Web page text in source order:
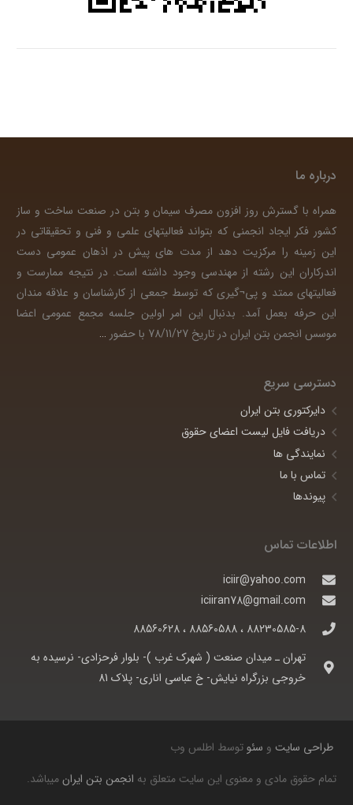
درباره ما
همراه با گسترش روز افزون مصرف سیمان و بتن در صنعت ساخت و ساز
کشور فکر ایجاد انجمنی که بتواند فعالیتهای علمی و فنی و تحقیقاتی در
این زمینه را مرکزیت دهد از مدت های پیش در اذهان عمومی دست
اندرکاران این رشته از مهندسی وجود داشته است. در نتیجه ممارست و
فعالیتهای ممتد و پی¬گیری که توسط جمعی از کارشناسان و علاقه مندان
این حرفه بعمل آمد. بدنبال این امر اولین جلسه مجمع عمومی اعضا
موسس انجمن بتن ایران در تاریخ 78/11/27 با حضور
…
دسترسی سریع
دایرکتوری بتن ایران
دریافت فایل لیست اعضای حقوق
نمایندگی ها
تماس با ما
پیوندها
اطلاعات تماس
iciir@yahoo.com
iciiran78@gmail.com
88230585-8 ، 88560588 ، 88560628
تهران ـ ميدان صنعت ( شهرک غرب )- بلوار فرحزادی- نرسيده به
خروجی بزرگراه نيايش- خ عباسی اناری- پلاک 81
طراحی سایت و سئوتوسط اطلس وب
تمام حقوق مادی و معنوی این سایت متعلق به انجمن بتن ایرانمیباشد.